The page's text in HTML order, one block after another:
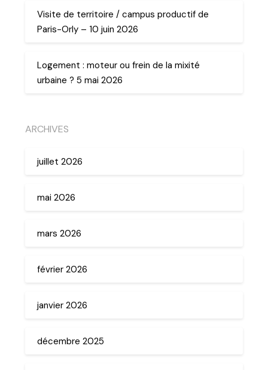
Visite de territoire / campus productif de
Paris-Orly – 10 juin 2026
Logement : moteur ou frein de la mixité
urbaine ? 5 mai 2026
ARCHIVES
juillet 2026
mai 2026
mars 2026
février 2026
janvier 2026
décembre 2025